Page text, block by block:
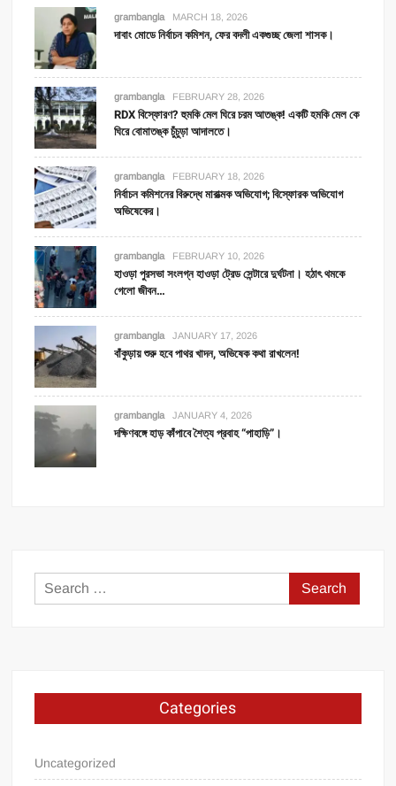
grambangla MARCH 18, 2026
দাবাং মোডে নির্বাচন কমিশন, ফের বদলী একগুচ্ছ জেলা শাসক।
grambangla FEBRUARY 28, 2026
RDX বিস্ফোরণ? হুমকি মেল ঘিরে চরম আতঙ্ক! একটি হমকি মেল কে
ঘিরে বোমাতঙ্ক চুঁচুড়া আদালতে।
grambangla FEBRUARY 18, 2026
নির্বাচন কমিশনের বিরুদ্ধে মারাত্মক অভিযোগ; বিস্ফোরক অভিযোগ
অভিষেকের।
grambangla FEBRUARY 10, 2026
হাওড়া পুরসভা সংলগ্ন হাওড়া ট্রেড সেন্টারে দুর্ঘটনা। হঠাৎ থমকে
গেলো জীবন…
grambangla JANUARY 17, 2026
বাঁকুড়ায় শুরু হবে পাথর খাদন, অভিষেক কথা রাখলেন!
grambangla JANUARY 4, 2026
দক্ষিণবঙ্গে হাড় কাঁপাবে শৈত্য প্রবাহ “পাহাড়ি”।
Search
for:
Categories
Uncategorized